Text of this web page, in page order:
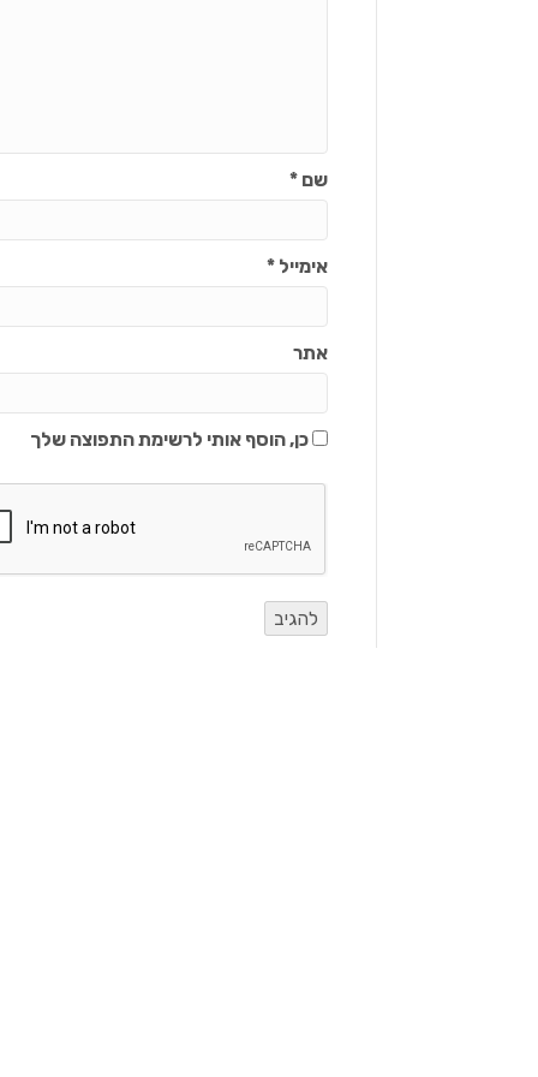
שם*
אימייל*
אתר
כן, הוסף אותי לרשימת התפוצה שלך